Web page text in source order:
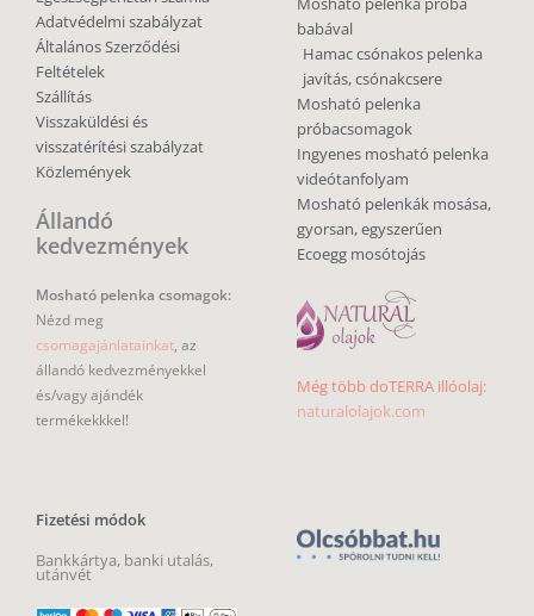
Adatvédelmi szabályzat
Általános Szerződési
Feltételek
Szállítás
Visszaküldési és
visszatérítési szabályzat
Közlemények
Állandó
kedvezmények
Mosható pelenka csomagok:
Nézd meg
csomagajánlatainkat, az
állandó kedvezményekkel
és/vagy ajándék
termékekkkel!
Fizetési módok
Bankkártya, banki utalás,
utánvét
babával
Hamac csónakos pelenka
javítás, csónakcsere
Mosható pelenka
próbacsomagok
Ingyenes mosható pelenka
videótanfolyam
Mosható pelenkák mosása,
gyorsan, egyszerűen
Ecoegg mosótojás
Még több doTERRA illóolaj:
naturalolajok.com